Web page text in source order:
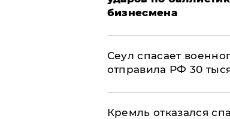
бизнесмена
​Сеул спасает
отправила РФ 30
Кремль отказался